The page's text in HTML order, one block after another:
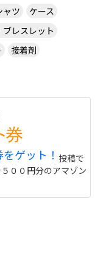
ャツ
ケース
レスレット
接着剤
ゲット！ 投稿で
００円分のアマゾン